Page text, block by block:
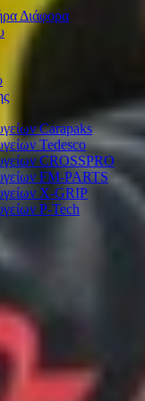
Διάφορα
Carapaks
Tedesco
CROSSPRO
FM-PARTS
X-GRIP
P-Tech